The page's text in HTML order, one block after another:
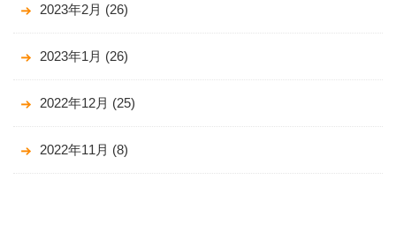
2023年2月 (26)
2023年1月 (26)
2022年12月 (25)
2022年11月 (8)